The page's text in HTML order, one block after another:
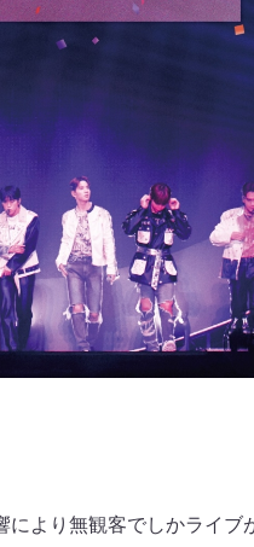
より無観客でしかライブ